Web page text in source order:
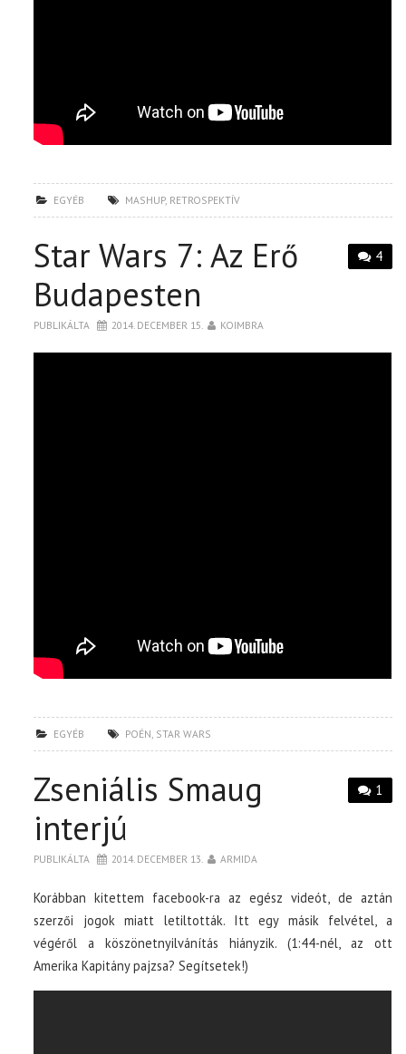
EGYÉB MASHUP, RETROSPEKTÍV
4
Star Wars 7: Az Erő
Budapesten
PUBLIKÁLTA 2014. DECEMBER 15. KOIMBRA
EGYÉB POÉN STAR WARS
1
Zseniális Smaug
interjú
PUBLIKÁLTA 2014. DECEMBER 13. ARMIDA
Korábban kitettem facebook-ra az egész videót, de aztán
szerzői jogok miatt letiltották. Itt egy másik felvétel, a
végéről a köszönetnyilvánítás hiányzik. (1:44-nél, az ott
Amerika Kapitány pajzsa? Segítsetek!)